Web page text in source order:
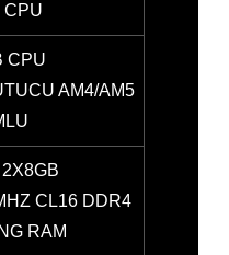
CPU
CPU
AM4/AM5
CL16 DDR4
RAM